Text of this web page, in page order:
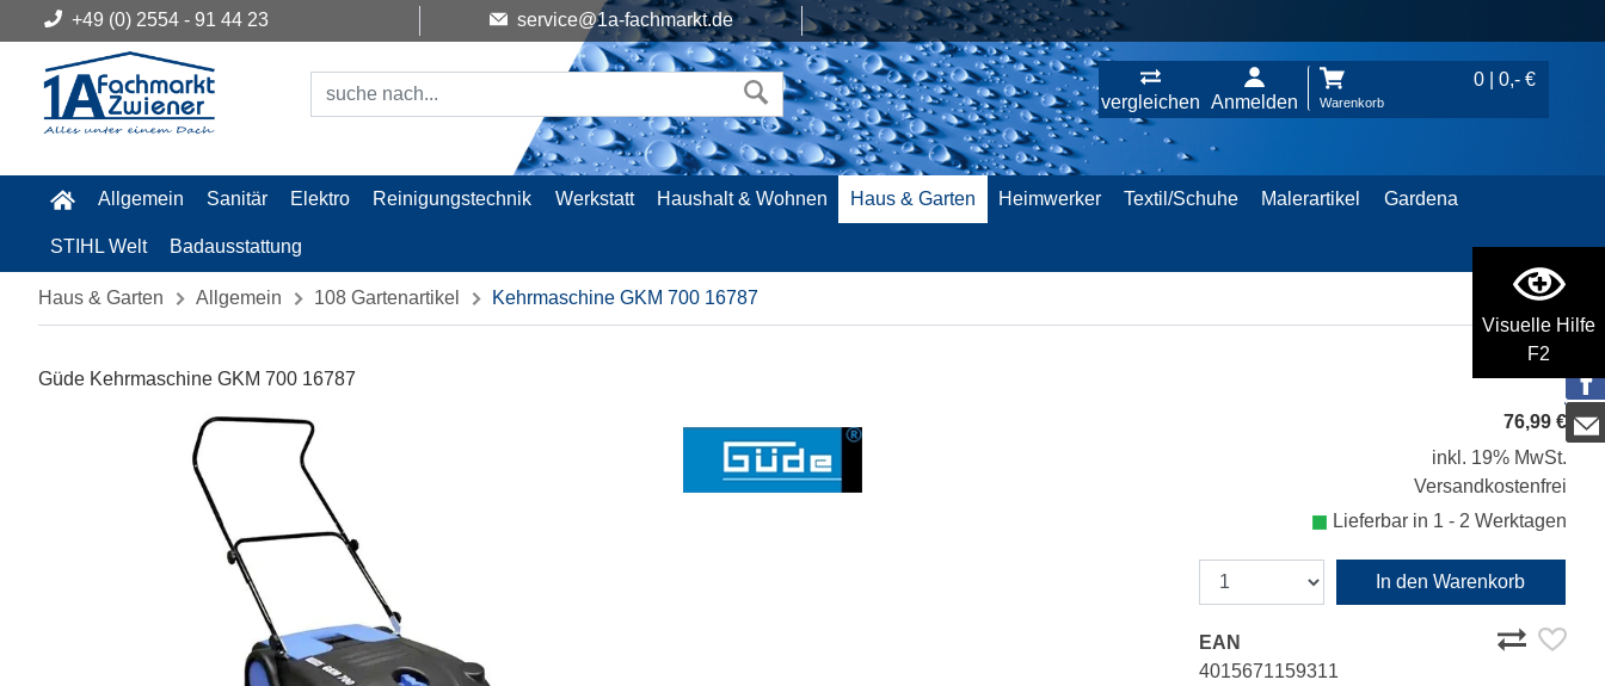
Visuelle Hilfe
F2
+49 (0) 2554 - 91 44 23 service@1a-fachmarkt.de
vergleichen Anmelden
0 | 0,- €
Warenkorb
Allgemein Sanitär Elektro Reinigungstechnik Werkstatt Haushalt & Wohnen Haus & Garten Heimwerker Textil/Schuhe Malerartikel Gardena
STIHL Welt Badausstattung
Haus & Garten Allgemein 108 Gartenartikel Kehrmaschine GKM 700 16787
Güde Kehrmaschine GKM 700 16787
76,99 €
inkl. 19% MwSt.
Versandkostenfrei
Lieferbar in 1 - 2 Werktagen
In den Warenkorb
EAN
4015671159311